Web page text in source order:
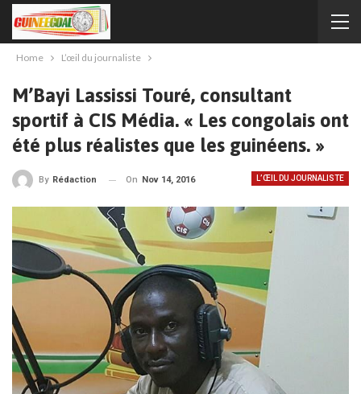
Home L’œil du journaliste
M’Bayi Lassissi Touré, consultant
sportif à CIS Média. « Les congolais ont
été plus réalistes que les guinéens. »
L’ŒIL DU JOURNALISTE
By Rédaction On Nov 14, 2016